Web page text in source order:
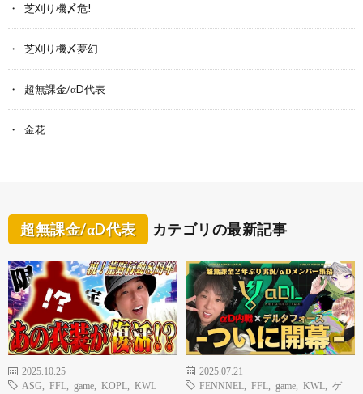
芝刈り機〆危!
芝刈り機〆夢幻
超無課金/αD代表
金花
超無課金/αD代表 カテゴリの最新記事
2025.10.25
ASG
FFL game KOPL KWL
2025.07.21
FENNNEL
FFL game KWL
ゲ